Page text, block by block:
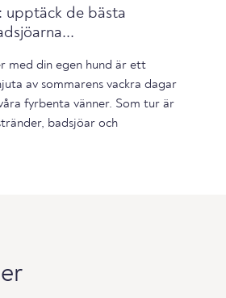
upptäck de bästa
med din egen hund är ett
av sommarens vackra dagar
fyrbenta vänner. Som tur är
badsjöar och